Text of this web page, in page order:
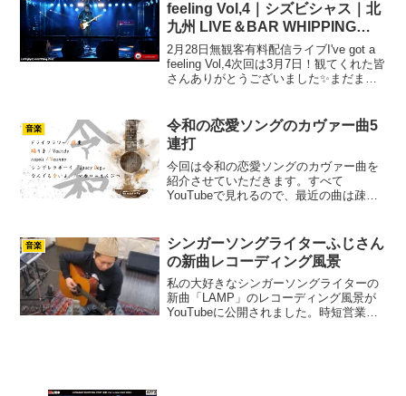
feeling Vol,4｜シズビシャス｜北
九州 LIVE＆BAR WHIPPING
POST
2月28日無観客有料配信ライブI've got a
feeling Vol,4次回は3月7日！観てくれた皆
さんありがとうございました✨まだまだ
ら↓ pic.twitte...
音楽
令和の恋愛ソングのカヴァー曲5
連打
今回は令和の恋愛ソングのカヴァー曲を
紹介させていただきます。すべて
YouTubeで見れるので、最近の曲は疎い
ライフラワー/優里 2021年（令和3年）：
踊り子/Va...
音楽
シンガーソングライターふじさん
の新曲レコーディング風景
私の大好きなシンガーソングライターの
新曲「LAMP」のレコーディング風景が
YouTubeに公開されました。時短営業や